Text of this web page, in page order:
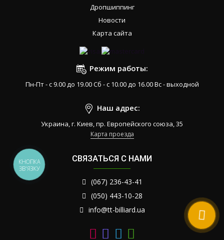
Дропшиппинг
Новости
Карта сайта
Режим работы:
Пн-Пт - с 9.00 до 19.00 Сб - с 10.00 до 16.00 Вс - выходной
Наш адрес:
Украина, г. Киев, пр. Европейского союза, 35
Карта проезда
СВЯЗАТЬСЯ С НАМИ
(067) 236-43-41
(050) 443-10-28
info@tt-billiard.ua
КНОПКА
ЗВ'ЯЗКУ